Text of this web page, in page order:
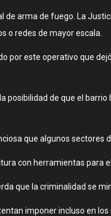
arma de fuego. La
o redes de mayor escala.
por este operativo que
de que el
que algunos sectores
con herramientas para
que la criminalidad se
imponer incluso en